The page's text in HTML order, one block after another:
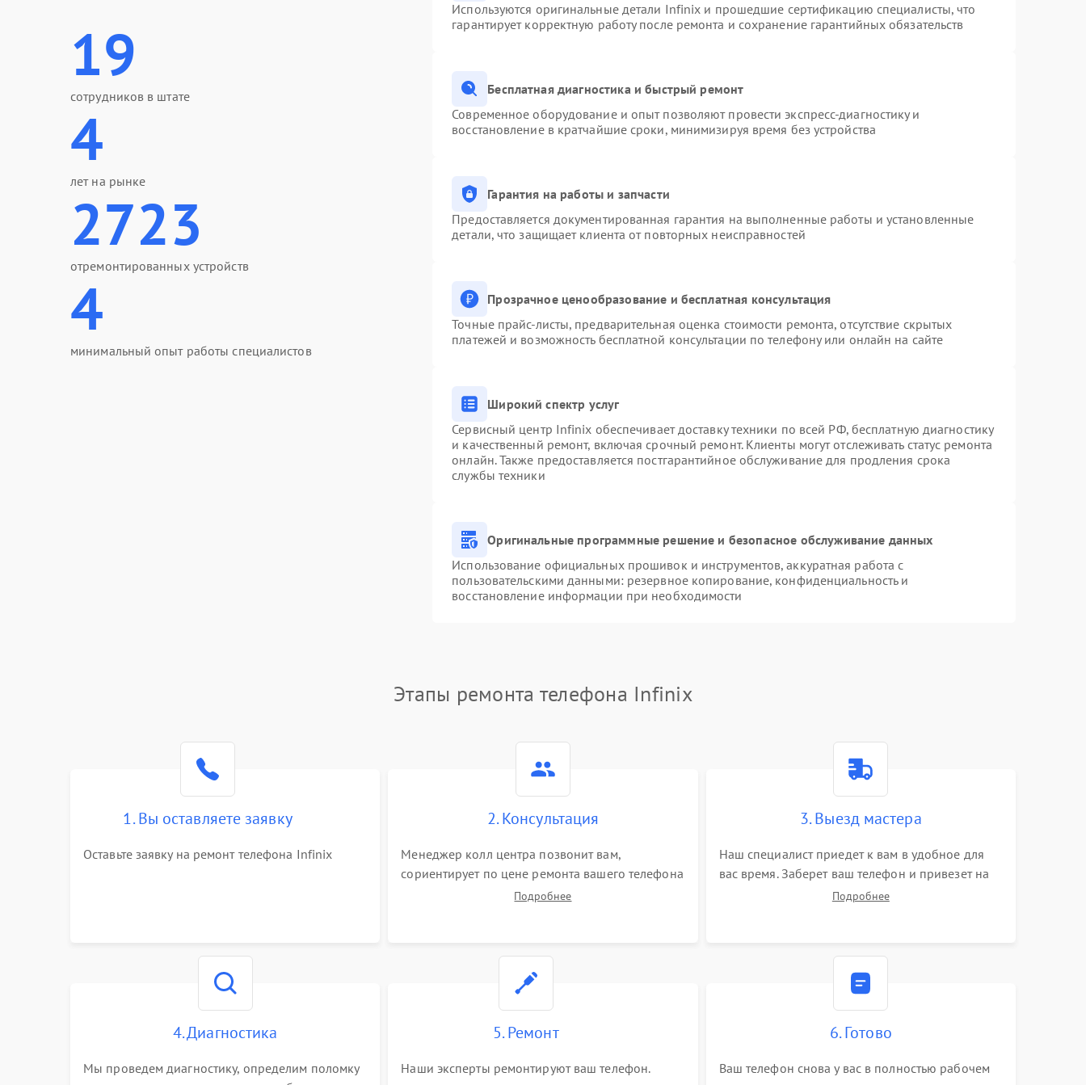
19
сотрудников в штате
4
лет на рынке
2723
отремонтированных устройств
4
минимальный опыт работы специалистов
Используются оригинальные детали Infinix и прошедшие сертификацию специалисты, что
гарантирует корректную работу после ремонта и сохранение гарантийных обязательств
Бесплатная диагностика и быстрый ремонт
Современное оборудование и опыт позволяют провести экспресс-диагностику и
восстановление в кратчайшие сроки, минимизируя время без устройства
Гарантия на работы и запчасти
Предоставляется документированная гарантия на выполненные работы и установленные
детали, что защищает клиента от повторных неисправностей
Прозрачное ценообразование и бесплатная консультация
Точные прайс-листы, предварительная оценка стоимости ремонта, отсутствие скрытых
платежей и возможность бесплатной консультации по телефону или онлайн на сайте
Широкий спектр услуг
Сервисный центр Infinix обеспечивает доставку техники по всей РФ, бесплатную диагностику
и качественный ремонт, включая срочный ремонт. Клиенты могут отслеживать статус ремонта
онлайн. Также предоставляется постгарантийное обслуживание для продления срока
службы техники
Оригинальные программные решение и безопасное обслуживание данных
Использование официальных прошивок и инструментов, аккуратная работа с
пользовательскими данными: резервное копирование, конфиденциальность и
восстановление информации при необходимости
Этапы ремонта телефона Infinix
1. Вы оставляете заявку
Оставьте заявку на ремонт телефона Infinix
2. Консультация
Менеджер колл центра позвонит вам,
сориентирует по цене ремонта вашего телефона
а также ответит на все ваши вопросы.
Подробнее
3. Выезд мастера
Наш специалист приедет к вам в удобное для
вас время. Заберет ваш телефон и привезет на
склад для диагностики.Подробнее
4. Диагностика
Мы проведем диагностику, определим поломку
5. Ремонт
Наши эксперты ремонтируют ваш телефон.
6. Готово
Ваш телефон снова у вас в полностью рабочем